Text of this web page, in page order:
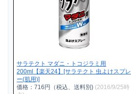
サラテクト マダニ・トコジラミ用
200ml【楽天24】[サラテクト 虫よけスプレ
ー(肌用)]
価格：716円（税込、送料別) (2016/9/25時